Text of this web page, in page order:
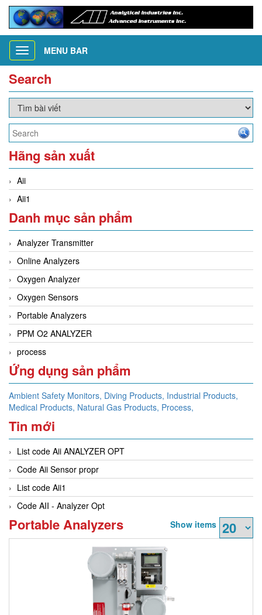
Toggle
navigation
MENU BAR
Search
Hãng sản xuất
Aii
Aii1
Danh mục sản phẩm
Analyzer Transmitter
Online Analyzers
Oxygen Analyzer
Oxygen Sensors
Portable Analyzers
PPM O2 ANALYZER
process
Ứng dụng sản phẩm
Ambient Safety Monitors, Diving Products, Industrial Products,
Medical Products, Natural Gas Products, Process,
Tin mới
List code Aii ANALYZER OPT
Code Aii Sensor propr
List code Aii1
Code AII - Analyzer Opt
Portable Analyzers Show items